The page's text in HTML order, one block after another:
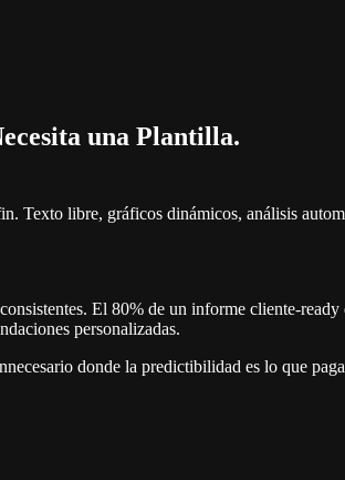
una Plantilla.
Texto libre, gráficos dinámicos, análisis
El 80% de un informe cliente-
personalizadas.
donde la predictibilidad es lo que